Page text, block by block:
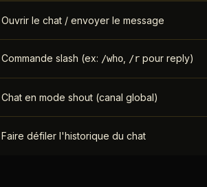
Ouvrir le chat / envoyer le message
Commande slash (ex: /who /r pour reply)
Chat en mode shout (canal global)
Faire défiler l'historique du chat